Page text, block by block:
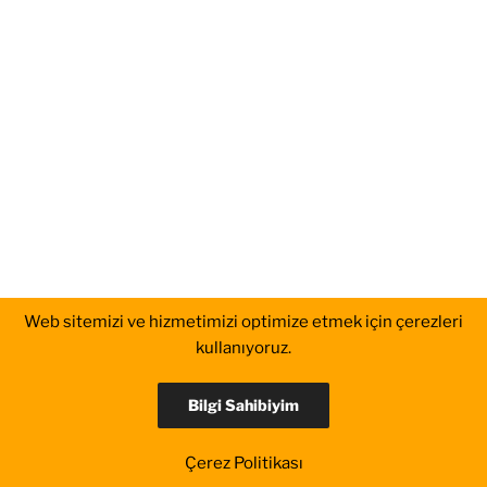
Web sitemizi ve hizmetimizi optimize etmek için çerezleri
kullanıyoruz.
Bilgi Sahibiyim
Çerez Politikası